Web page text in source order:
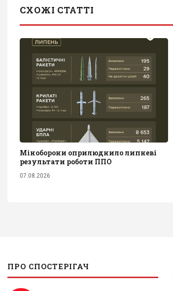
СХОЖІ СТАТТІ
Міноборони оприлюднило липневі
результати роботи ППО
07.08.2026
ПРО СПОСТЕРІГАЧ